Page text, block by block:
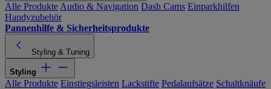
Alle Produkte Audio & Navigation Dash Cams Einparkhilfen
Handyzubehör
Pannenhilfe & Sicherheitsprodukte
Styling & Tuning
Styling
Alle Produkte Einstiegsleisten Lackstifte Pedalaufsätze Schaltknäufe